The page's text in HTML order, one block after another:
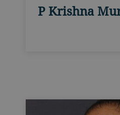
P Krishna